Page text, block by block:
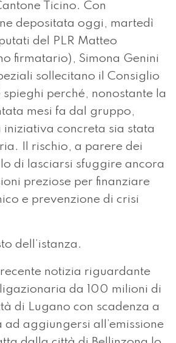
Ticino. Con
depositata oggi, martedì
del PLR Matteo
firmatario), Simona Genini
sollecitano il Consiglio
spieghi perché, nonostante la
mesi fa dal gruppo,
iniziativa concreta sia stata
Il rischio, a parere dei
di lasciarsi sfuggire ancora
preziose per finanziare
e prevenzione di crisi
dell’istanza.
notizia riguardante
da 100 milioni di
di Lugano con scadenza a
ad aggiungersi all’emissione